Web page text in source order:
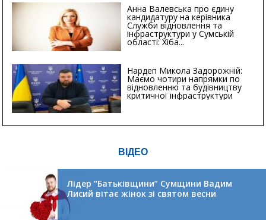
Анна Валевська про єдину
кандидатуру на керівника
Служби відновлення та
інфраструктури у Сумській
області: Хіба...
Нардеп Микола Задорожній:
Маємо чотири напрямки по
відновленню та будівництву
критичної інфраструктури
ВІДЕО
Лідер “Батьківщини” Сумщини Вадим
Лисий вітає жінок зі святом весни